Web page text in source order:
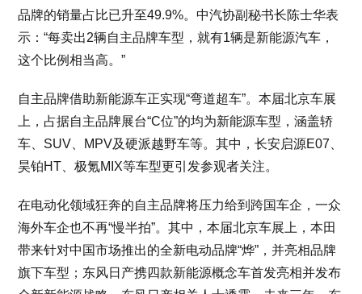
品牌的销量占比已升至49.9%。中汽协副秘书长陈士华表
示：“每卖出2辆自主品牌车型，就有1辆是新能源汽车，
这个比例相当高。”
自主品牌借助新能源车正实现“弯道超车”。本届北京车展
上，占据自主品牌展台“C位”的均为新能源车型，涵盖轿
车、SUV、MPV及硬派越野车等。其中，长安启源E07、
昊铂HT、极氪MIX等车型更引发参观者关注。
在电动化领域狂奔的自主品牌将压力给到跨国车企，一众
海外车企也不再“慢半拍”。其中，本届北京车展上，本田
带来针对中国市场推出的全新电动品牌“烨”，并亮相品牌
旗下车型；东风日产携四款新能源概念车首发亮相并发布